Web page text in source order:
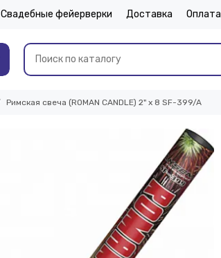
Свадебные фейерверки Доставка Оплата
Римская свеча (ROMAN CANDLE) 2" х 8 SF-399/A